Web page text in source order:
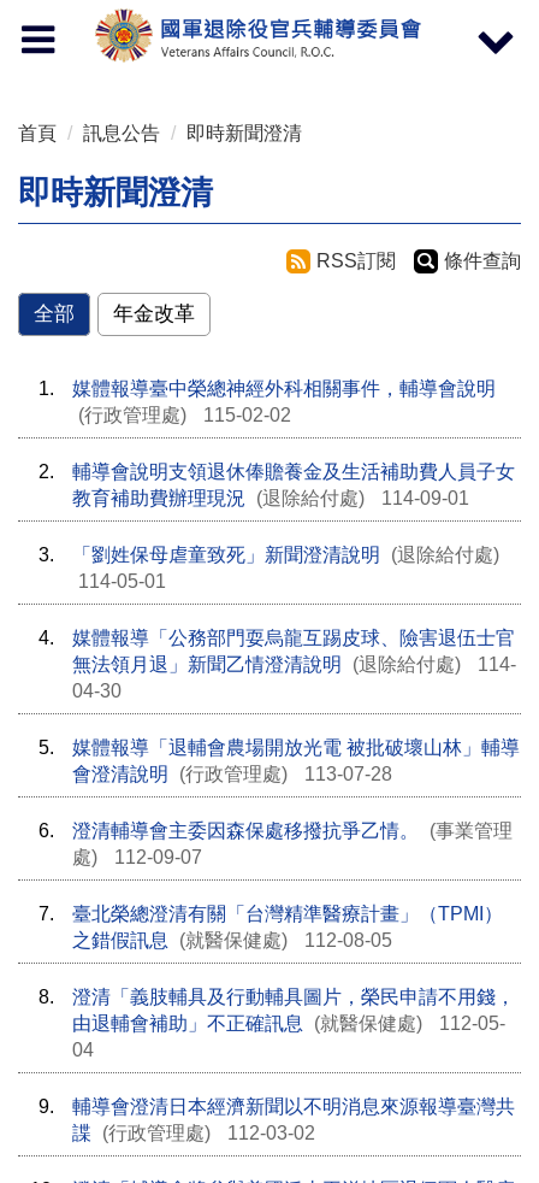
Toggle
navigation
Toggle
首頁 訊息公告 即時新聞澄清
即時新聞澄清
RSS訂閱 條件查詢
全部 年金改革
1.
媒體報導臺中榮總神經外科相關事件，輔導會說明
(行政管理處)
115-02-02
2.
輔導會說明支領退休俸贍養金及生活補助費人員子女
教育補助費辦理現況
(退除給付處) 114-09-01
3. 「劉姓保母虐童致死」新聞澄清說明
(退除給付處)
114-05-01
4.
媒體報導「公務部門耍烏龍互踢皮球、險害退伍士官
無法領月退」新聞乙情澄清說明
(退除給付處)
114-
04-30
5.
媒體報導「退輔會農場開放光電 被批破壞山林」輔導
會澄清說明
(行政管理處) 113-07-28
6. 澄清輔導會主委因森保處移撥抗爭乙情。
(事業管理
處)
112-09-07
7.
臺北榮總澄清有關「台灣精準醫療計畫」（TPMI）
之錯假訊息
(就醫保健處) 112-08-05
8.
澄清「義肢輔具及行動輔具圖片，榮民申請不用錢，
由退輔會補助」不正確訊息
(就醫保健處)
112-05-
04
9.
輔導會澄清日本經濟新聞以不明消息來源報導臺灣共
諜
(行政管理處) 112-03-02